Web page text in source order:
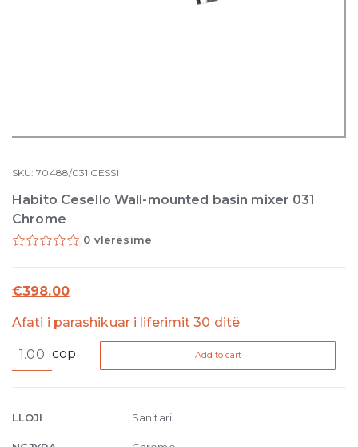
SKU:70488/031 GESSI
Habito Cesello Wall-mounted basin mixer 031
Chrome
0 vlerësime
€398.00
Afati i parashikuar i liferimit 30 ditë
Cesello
basin
cop Add to cart
LLOJI Sanitari